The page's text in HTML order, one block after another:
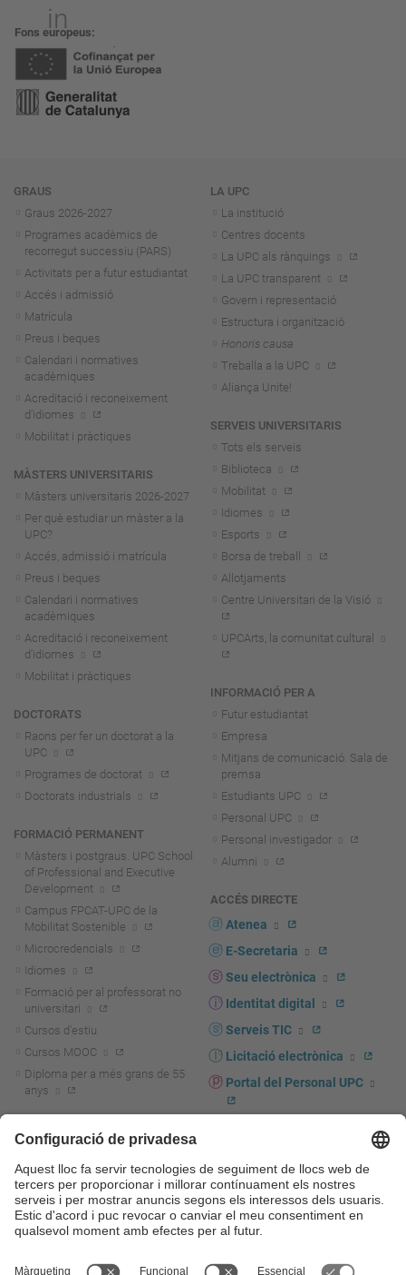
Fons europeus
Navegació
GRAUS
Graus 2026-2027
Programes acadèmics de
recorregut successiu (PARS)
Activitats per a futur estudiantat
Accés i admissió
Matrícula
Preus i beques
Calendari i normatives
acadèmiques
Acreditació i reconeixement
d'idiomes
Mobilitat i pràctiques
MÀSTERS UNIVERSITARIS
Màsters universitaris 2026-2027
Per què estudiar un màster a la
UPC?
Accés, admissió i matrícula
Preus i beques
Calendari i normatives
acadèmiques
Acreditació i reconeixement
d'idiomes
Mobilitat i pràctiques
DOCTORATS
Raons per fer un doctorat a la
UPC
Programes de doctorat
Doctorats industrials
FORMACIÓ PERMANENT
Màsters i postgraus. UPC School
of Professional and Executive
Development
Campus FPCAT-UPC de la
Mobilitat Sostenible
Microcredencials
Idiomes
Formació per al professorat no
universitari
Cursos d'estiu
Cursos MOOC
Diploma per a més grans de 55
anys
Actualitat R+D+I
La recerca a la UPC
La transferència, l'emprenedoria i
la innovació a la UPC
Foment i suport a la recerca
transferència, l'emprenedoria i la
LA UPC
La institució
Centres docents
La UPC als rànquings
La UPC transparent
Govern i representació
Estructura i organització
Honoris causa
Treballa a la UPC
Aliança Unite!
SERVEIS UNIVERSITARIS
Tots els serveis
Biblioteca
Mobilitat
Idiomes
Esports
Borsa de treball
Allotjaments
Centre Universitari de la Visió
UPCArts, la comunitat cultural
INFORMACIÓ PER A
Futur estudiantat
Empresa
Mitjans de comunicació. Sala de
premsa
Estudiants UPC
Personal UPC
Personal investigador
Alumni
ACCÉS DIRECTE
Atenea
E-Secretaria
Seu electrònica
Identitat digital
Serveis TIC
Licitació electrònica
Portal del Personal UPC
UPCshop, marxandatge
Sala de premsa
Seguretat i salut
Autoprotecció i emergències